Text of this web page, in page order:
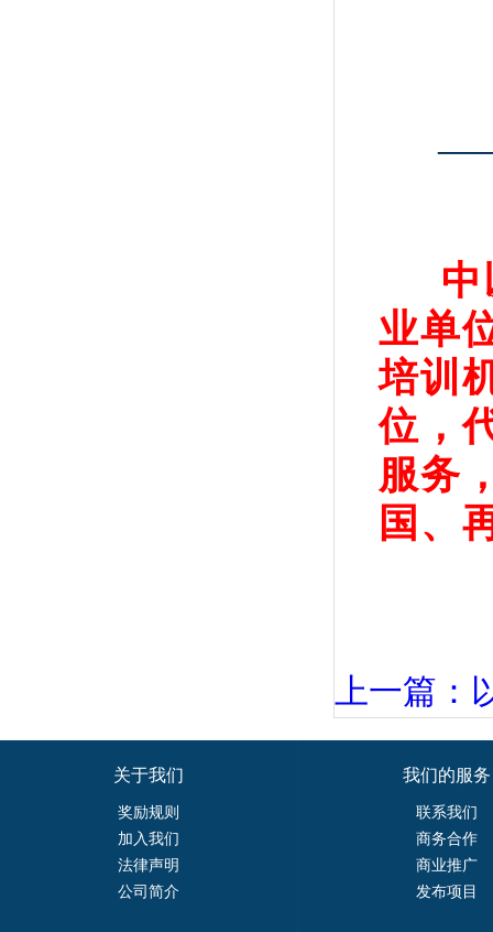
业单
培训
位，
服务
国、
上一篇：
关于我们
奖励规则
加入我们
法律声明
公司简介
我们的服务
联系我们
商务合作
商业推广
发布项目